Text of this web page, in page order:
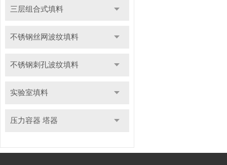
三层组合式填料
不锈钢丝网波纹填料
不锈钢刺孔波纹填料
实验室填料
压力容器 塔器